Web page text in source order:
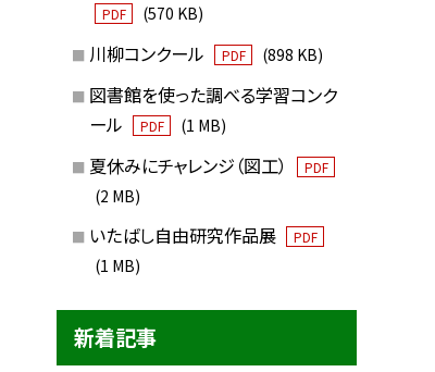
PDF (570 KB)
川柳コンクール PDF (898 KB)
図書館を使った調べる学習コンク
ール
PDF (1 MB)
夏休みにチャレンジ（図工） PDF
(2 MB)
いたばし自由研究作品展 PDF
(1 MB)
新着記事